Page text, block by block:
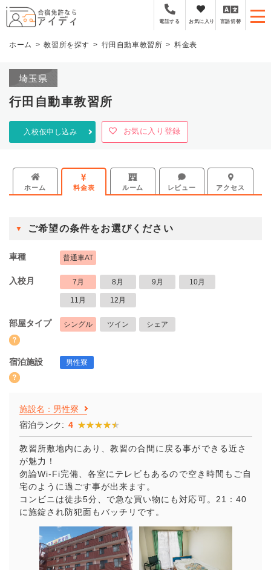
全国厳選の合宿免許プ
電話する お気に入り 言語切替
ホーム 教習所を探す 行田自動車教習所 料金表
埼玉県
行田自動車教習所
入校仮申し込み お気に入り登録
ホーム 料金表 ルーム レビュー アクセス
ご希望の条件をお選びください
車種 普通車AT
入校月 7月 8月 9月 10月
11月 12月
部屋タイプ シングル ツイン シェア
宿泊施設 男性寮
施設名：男性寮
宿泊ランク: 4 ★★★★★
★★★★★
教習所敷地内にあり、教習の合間に戻る事ができる近さ
が魅力！
勿論Wi-Fi完備、各室にテレビもあるので空き時間もご自
宅のように過ごす事が出来ます。
コンビニは徒歩5分、で急な買い物にも対応可。21：40
に施錠され防犯面もバッチリです。